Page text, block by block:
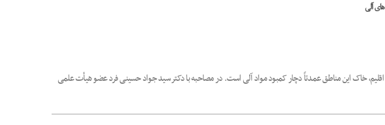
آلی
خاک این مناطق عمدتاً دچار کمبود مواد آلی است. در مصاحبه با دکتر سید جواد حسینی فرد عضو هیأت علمی